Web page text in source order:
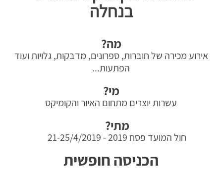
בנחלה
מה?
אירוע מכירה של חוברות, ספרונים, מדבקות, גלויות ועוד
הפתעות...
מי?
עשרות יוצרים מתחום האיור והקומיקס
מתי?
חול המועד פסח 2019 - 21-25/4/2019
הכניסה חופשית